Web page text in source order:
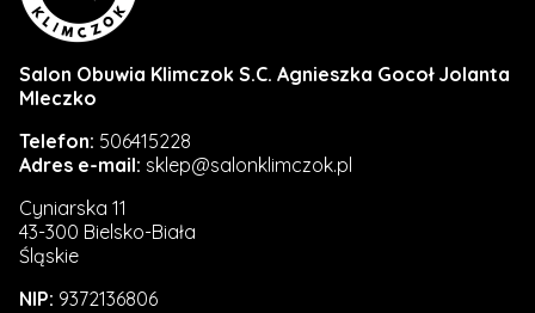
Salon Obuwia Klimczok S.C. Agnieszka Gocoł Jolanta
Mleczko
Telefon: 506415228
Adres e-mail: sklep@salonklimczok.pl
Cyniarska 11
43-300 Bielsko-Biała
Śląskie
NIP: 9372136806